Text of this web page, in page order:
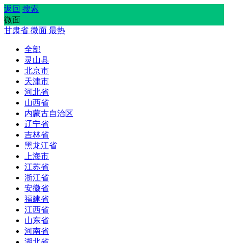
返回 搜索
微面
甘肃省 微面 最热
全部
灵山县
北京市
天津市
河北省
山西省
内蒙古自治区
辽宁省
吉林省
黑龙江省
上海市
江苏省
浙江省
安徽省
福建省
江西省
山东省
河南省